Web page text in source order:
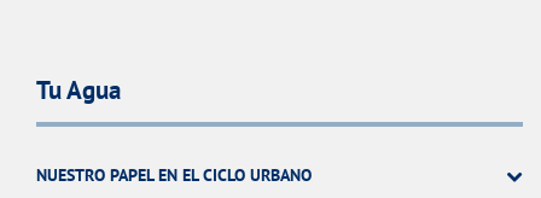
Tu Agua
NUESTRO PAPEL EN EL CICLO URBANO